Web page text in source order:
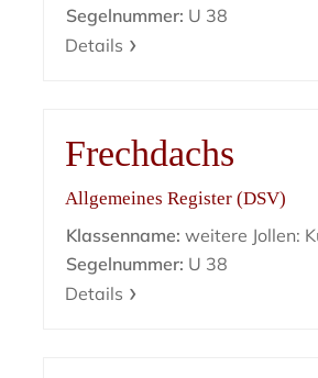
Segelnummer: U 38
Details
Frechdachs
Allgemeines Register (DSV)
Klassenname: weitere Jollen:
Segelnummer: U 38
Details